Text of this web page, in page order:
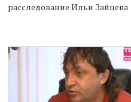
расследование Ильи Зайцева